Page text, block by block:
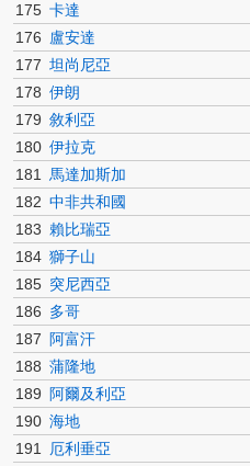
175 卡達
176 盧安達
177 坦尚尼亞
178 伊朗
179 敘利亞
180 伊拉克
181
馬達加斯加
182 中非共和國
183 賴比瑞亞
184 獅子山
185 突尼西亞
186 多哥
187
阿富汗
188 蒲隆地
189
阿爾及利亞
190 海地
191
厄利垂亞